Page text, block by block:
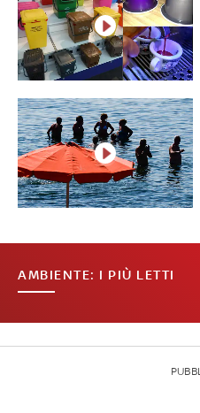
AMBIENTE: I PIÙ LETTI